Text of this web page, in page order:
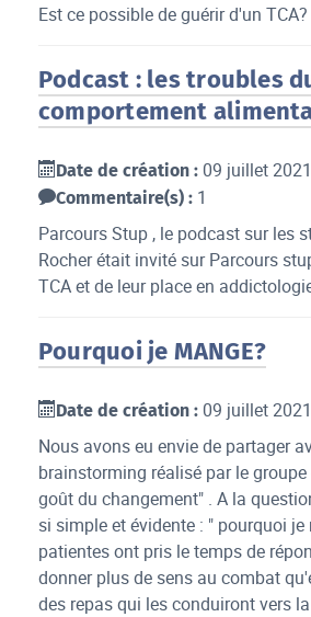
Est ce possible de guérir d'un TCA?
Podcast : les troubles
comportement
Date de création : 09 juillet 2021
Commentaire(s) : 1
Parcours Stup , le podcast sur les
Rocher était invité sur Parcours
TCA et de leur place en
Pourquoi je MANGE?
Date de création : 09 juillet 2021
Nous avons eu envie de partager
brainstorming réalisé par le
goût du changement" . A la
si simple et évidente : " pourquoi je
patientes ont pris le temps de
donner plus de sens au combat
des repas qui les conduiront vers